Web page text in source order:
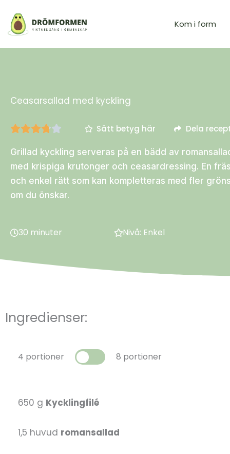
Kom i form
Ceasarsallad med kyckling
Sätt betyg här Dela
Grillad kyckling serveras på en bädd av
med krispiga krutonger och ceasardressing. En
och enkel rätt som kan kompletteras med fler
om du önskar.
30 minuter Nivå: Enkel
Ingredienser:
4 portioner 8 portioner
650 g Kycklingfilé
1,5 huvud romansallad